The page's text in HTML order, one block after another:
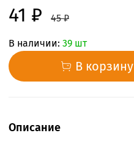
41 ₽ 45 ₽
В наличии: 39 шт
В корзину
Описание